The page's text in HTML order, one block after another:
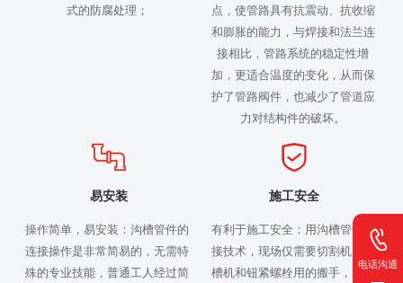
式的防腐处理；
点，使管路具有抗震动、抗收缩
和膨胀的能力，与焊接和法兰连
接相比，管路系统的稳定性增
加，更适合温度的变化，从而保
护了管路阀件，也减少了管道应
力对结构件的破坏。
易安装
操作简单，易安装：沟槽管件的
连接操作是非常简易的，无需特
殊的专业技能，普通工人经过简
施工安全
有利于施工安全：用沟槽管件连
接技术，现场仅需要切割机、滚
槽机和钮紧螺栓用的搬手，施工
电话沟通